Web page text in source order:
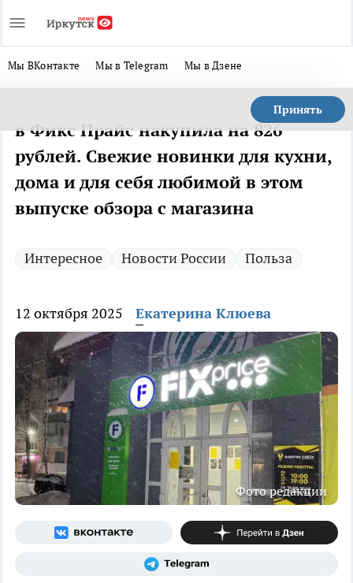
Мы ВКонтакте Мы в Telegram Мы в Дзене
Принять
в Фикс Прайс накупила на 826
рублей. Свежие новинки для кухни,
дома и для себя любимой в этом
выпуске обзора с магазина
Интересное Новости России Польза
12 октября 2025 Екатерина Клюева
Фото редакции